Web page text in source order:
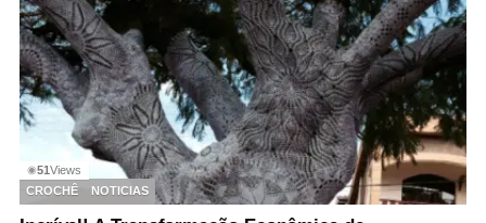
◉51Views
CROCHÊ
NOTICIAS